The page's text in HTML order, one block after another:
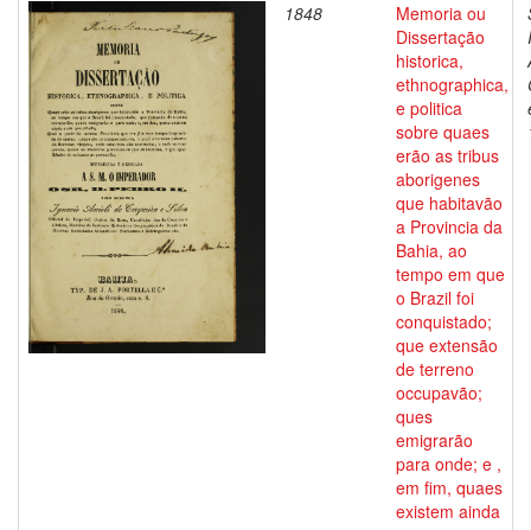
1848
Memoria ou
Dissertação
historica,
ethnographica,
e politica
sobre quaes
erão as tribus
aborigenes
que habitavão
a Provincia da
Bahia, ao
tempo em que
o Brazil foi
conquistado;
que extensão
de terreno
occupavão;
ques
emigrarão
para onde; e ,
em fim, quaes
existem ainda